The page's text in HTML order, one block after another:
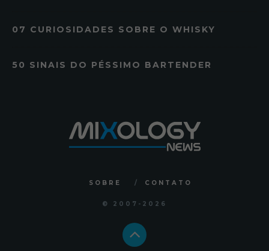
07 CURIOSIDADES SOBRE O WHISKY
50 SINAIS DO PÉSSIMO BARTENDER
SOBRE CONTATO
© 2007 -2026